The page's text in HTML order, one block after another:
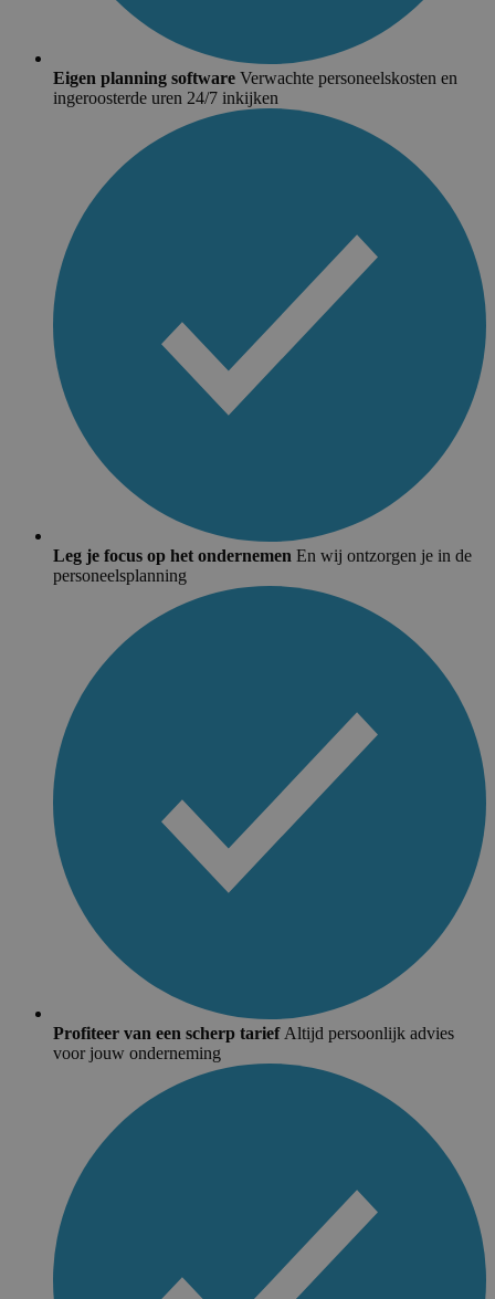
Eigen planning software Verwachte personeelskosten en
ingeroosterde uren 24/7 inkijken
Leg je focus op het ondernemen En wij ontzorgen je in de
personeelsplanning
Profiteer van een scherp tarief Altijd persoonlijk advies
voor jouw onderneming